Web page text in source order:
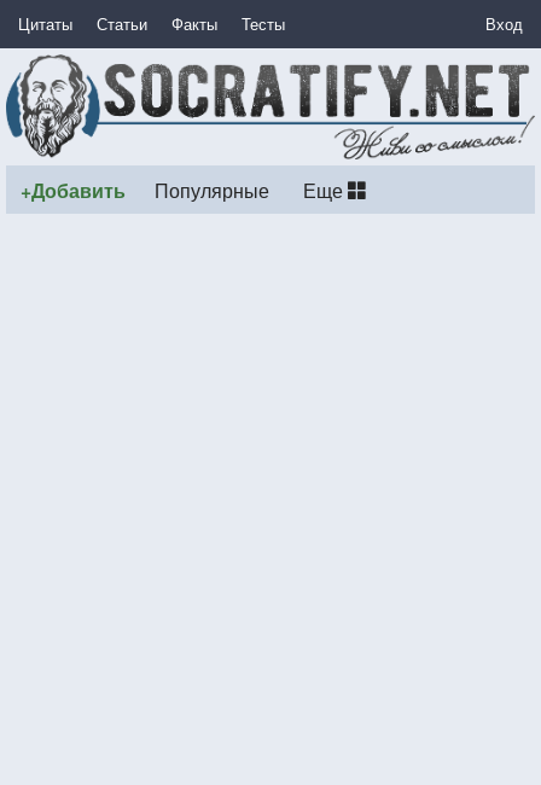
Цитаты Статьи Факты Тесты Вход
+Добавить Популярные Еще